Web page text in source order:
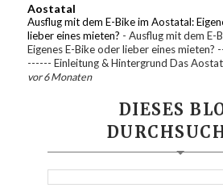
Aostatal
Ausflug mit dem E-Bike im Aostatal:
lieber eines mieten? -Ausflug mit dem E-
Eigenes E-Bike oder lieber eines
------ Einleitung & Hintergrund Das
vor 6 Monaten
DIESES